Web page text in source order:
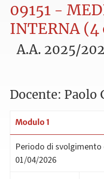
09151 -
INTERNA (4
A.A. 2025/
Docente: Paolo
Modulo 1
Periodo di svolgimento
01/04/2026